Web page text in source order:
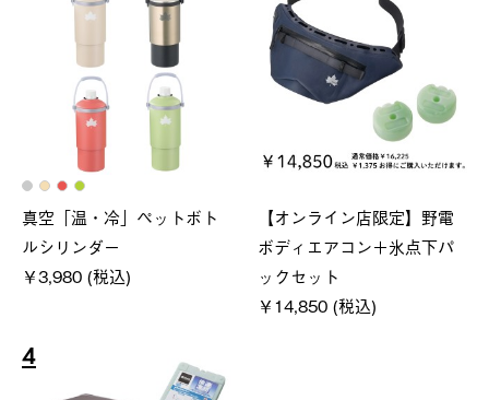
真空「温・冷」ペットボト
ルシリンダー
￥3,980 (税込)
【オンライン店限定】野電
ボディエアコン＋氷点下パ
ックセット
￥14,850 (税込)
4